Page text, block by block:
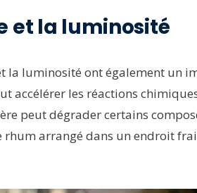
et la luminosité
la luminosité ont également un
accélérer les réactions
peut dégrader certains
rhum arrangé dans un endroit